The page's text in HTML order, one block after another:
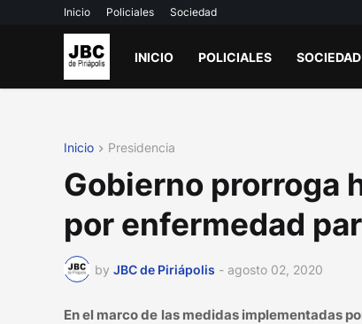
Inicio Policiales Sociedad
INICIO POLICIALES SOCIEDAD
Inicio Presidencia
Gobierno prorroga
por enfermedad
by JBC de Piriápolis - agosto 02, 2020
En el marco de las medidas implementadas